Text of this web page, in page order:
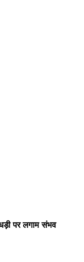
पर लगाम संभव